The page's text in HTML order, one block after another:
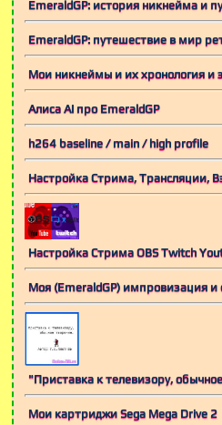
EmeraldGP: история никнейма и
EmeraldGP: путешествие в мир
Мои никнеймы и их хронология и
Алиса AI про EmeraldGP
h264 baseline / main / high profile
Настройка Стрима, Трансляции,
Настройка Стрима OBS Twitch
Моя (EmeraldGP) импровизация
"Приставка к телевизору,
Мои картриджи Sega Mega Drive 2